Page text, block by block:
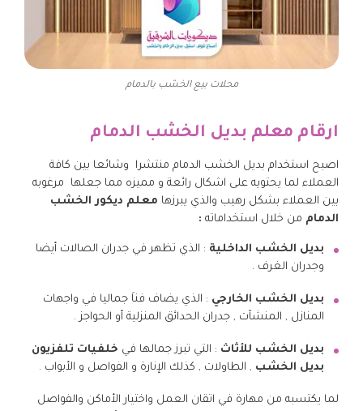
محلات بيع الخشب بالدمام
ارقام معلم بديل الخشب الدمام
اصبح استخدام بديل الخشب الدمام منتشرا وشائعا بين كافة
العملاء لما يحتويه على اشكال رائعة و مميزه مما جعلها مرغوبه
بين العملاء بشكل رهيب والذي يبرزها معلم ديكور الخشب
الدمام من خلال استخداماته :
بديل الخشب الداخلية : الذي تظهر في جدران الصالات أيضا
وجدران الغرف .
بديل الخشب الخارجي : الذي يضاف فناَ جماليا في واجهات
المنازل , المنشآت , جدران الحدائق المنزلية أو الحواجز .
بديل الخشب للأثاث : التي تبرز جمالها في خلفيات تلفزيون
بديل الخشب , الطاولات , كذلك الإنارة و الفواصل و الأبواب .
لما يكتسبه من مهارة في اتقان العمل واختيار الأماكن والفواصل